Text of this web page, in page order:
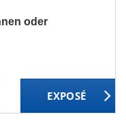
oder